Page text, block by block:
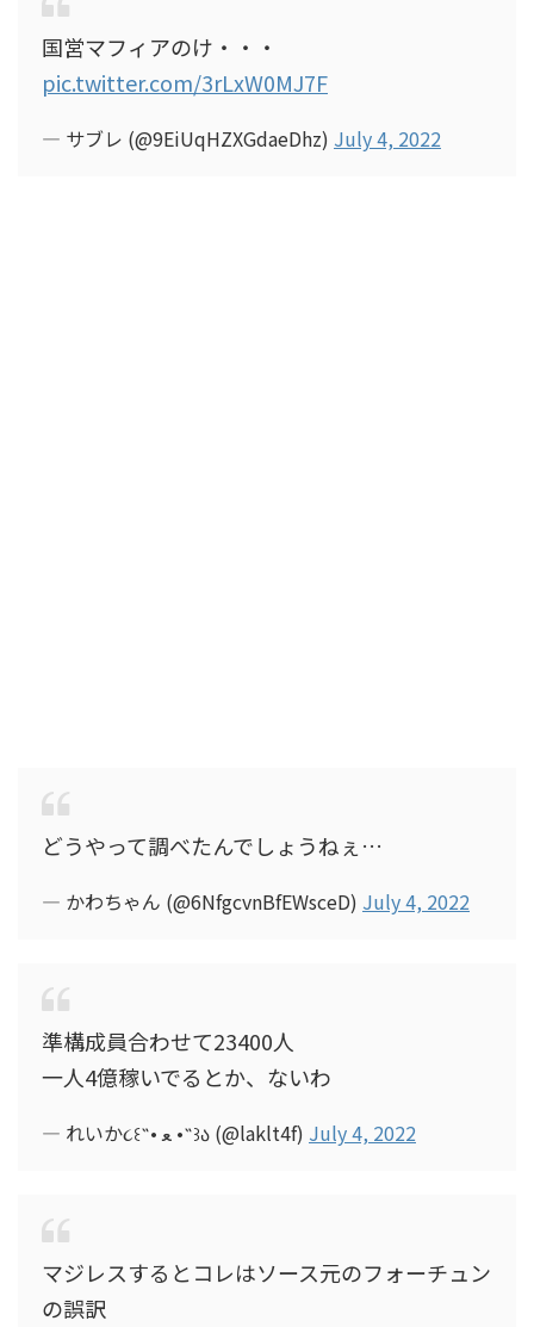
国営マフィアのけ・・・
pic.twitter.com/3rLxW0MJ7F
— サブレ (@9EiUqHZXGdaeDhz) July 4, 2022
どうやって調べたんでしょうねぇ…
— かわちゃん (@6NfgcvnBfEWsceD) July 4, 2022
準構成員合わせて23400人
一人4億稼いでるとか、ないわ
— れいか૮꒰˵• ﻌ •˵꒱ა (@laklt4f) July 4, 2022
マジレスするとコレはソース元のフォーチュン
の誤訳